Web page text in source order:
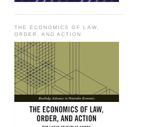
THE ECONOMICS OF LAW,
ORDER, AND ACTION